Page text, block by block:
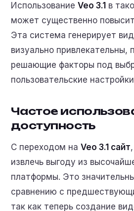
ИспользованиеVeo 3.1 в
может существенно
Эта система генерирует
визуально привлекательны,
решающие факторы под
пользовательские
Частое
доступность
С переходом наVeo 3.1 сайт
извлечь выгоду из
платформы. Это
сравнению с
так как теперь создание